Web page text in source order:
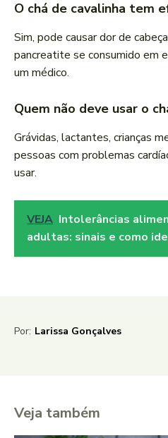
O chá de cavalinha tem
Sim, pode causar dor de
pancreatite se consumido em
um médico.
Quem não deve usar o
Grávidas, lactantes, crianças
pessoas com problemas
usar.
VEJA Intolerâncias
adultas: sinais e como
Por: Larissa Gonçalves
Veja também